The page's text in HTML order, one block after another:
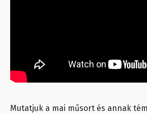
Mutatjuk a mai műsort és annak